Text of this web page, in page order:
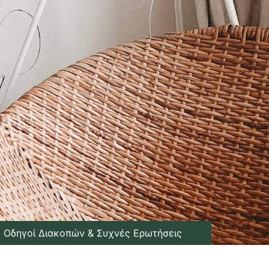
Οδηγοί Διακοπών & Συχνές Ερωτήσεις